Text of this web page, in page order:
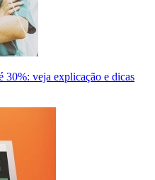
30%: veja explicação e dicas